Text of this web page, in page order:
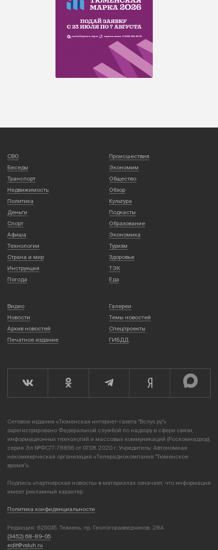
СВО
Происшествия
Беседы
Экономим
Транспорт
Общество
Недвижимость
Обзор
Политика
Культура
Деньги
Подкасты
Спорт
Образование
Афиша
Экономика
Технологии
Туризм
Страна и мир
Здоровье
Инструкция
ТЭК
Погода
Еда
Видео
Галереи
Новости
Темы новостей
Архив новостей
Спецпроекты
Печатное издание
ГИБДД
Сетевое издание «Тюменская интернет-газета "Вслух.ру"»
зарегистрировано Федеральной службой по надзору в сфере связи,
информационных технологий и массовых коммуникаций (Роскомнадзор),
серия Эл №ФС77-78856 от 07.08.2020 г. Учредитель: Автономная
некоммерческая организация «Телерадиокомпания "Тюменское
время"».
Подпись «партнерская новость» в материалах означает, что информация
имеет рекламный характер.
Политика конфиденциальности
Редакция: 625035, Тюмень, пр. Геологоразведчиков, 28А
(3452) 68-89-05
edit@vsluh.ru